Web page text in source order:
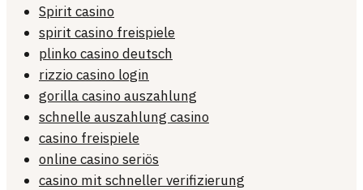
Spirit casino
spirit casino freispiele
plinko casino deutsch
rizzio casino login
gorilla casino auszahlung
schnelle auszahlung casino
casino freispiele
online casino seriös
casino mit schneller verifizierung